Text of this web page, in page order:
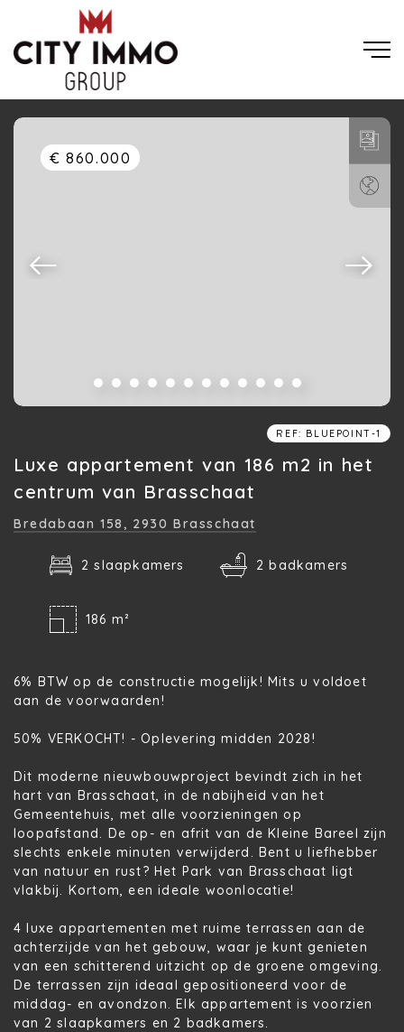
€ 860.000
REF: BLUEPOINT-1
Luxe appartement van 186 m2 in het
centrum van Brasschaat
Bredabaan 158, 2930 Brasschaat
2 slaapkamers 2 badkamers
186 m²
6% BTW op de constructie mogelijk! Mits u voldoet
aan de voorwaarden!
50% VERKOCHT! - Oplevering midden 2028!
Dit moderne nieuwbouwproject bevindt zich in het
hart van Brasschaat, in de nabijheid van het
Gemeentehuis, met alle voorzieningen op
loopafstand. De op- en afrit van de Kleine Bareel zijn
slechts enkele minuten verwijderd. Bent u liefhebber
van natuur en rust? Het Park van Brasschaat ligt
vlakbij. Kortom, een ideale woonlocatie!
4 luxe appartementen met ruime terrassen aan de
achterzijde van het gebouw, waar je kunt genieten
van een schitterend uitzicht op de groene omgeving.
De terrassen zijn ideaal gepositioneerd voor de
middag- en avondzon. Elk appartement is voorzien
van 2 slaapkamers en 2 badkamers.